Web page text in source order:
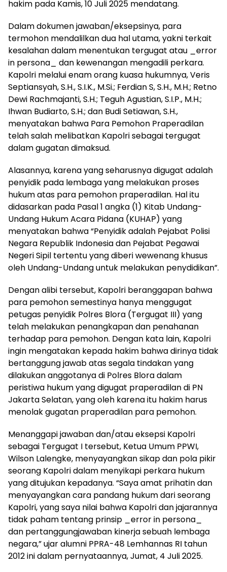
hakim pada Kamis, 10 Juli 2025 mendatang.
Dalam dokumen jawaban/eksepsinya, para
termohon mendalilkan dua hal utama, yakni terkait
kesalahan dalam menentukan tergugat atau _error
in persona_ dan kewenangan mengadili perkara.
Kapolri melalui enam orang kuasa hukumnya, Veris
Septiansyah, S.H., S.I.K., M.Si.; Ferdian S, S.H., M.H.; Retno
Dewi Rachmajanti, S.H.; Teguh Agustian, S.I.P., M.H.;
Ihwan Budiarto, S.H.; dan Budi Setiawan, S.H.,
menyatakan bahwa Para Pemohon Praperadilan
telah salah melibatkan Kapolri sebagai tergugat
dalam gugatan dimaksud.
Alasannya, karena yang seharusnya digugat adalah
penyidik pada lembaga yang melakukan proses
hukum atas para pemohon praperadilan. Hal itu
didasarkan pada Pasal 1 angka (1) Kitab Undang-
Undang Hukum Acara Pidana (KUHAP) yang
menyatakan bahwa “Penyidik adalah Pejabat Polisi
Negara Republik Indonesia dan Pejabat Pegawai
Negeri Sipil tertentu yang diberi wewenang khusus
oleh Undang-Undang untuk melakukan penydidikan”.
Dengan alibi tersebut, Kapolri beranggapan bahwa
para pemohon semestinya hanya menggugat
petugas penyidik Polres Blora (Tergugat III) yang
telah melakukan penangkapan dan penahanan
terhadap para pemohon. Dengan kata lain, Kapolri
ingin mengatakan kepada hakim bahwa dirinya tidak
bertanggung jawab atas segala tindakan yang
dilakukan anggotanya di Polres Blora dalam
peristiwa hukum yang digugat praperadilan di PN
Jakarta Selatan, yang oleh karena itu hakim harus
menolak gugatan praperadilan para pemohon.
Menanggapi jawaban dan/atau eksepsi Kapolri
sebagai Tergugat I tersebut, Ketua Umum PPWI,
Wilson Lalengke, menyayangkan sikap dan pola pikir
seorang Kapolri dalam menyikapi perkara hukum
yang ditujukan kepadanya. “Saya amat prihatin dan
menyayangkan cara pandang hukum dari seorang
Kapolri, yang saya nilai bahwa Kapolri dan jajarannya
tidak paham tentang prinsip _error in persona_
dan pertanggungjawaban kinerja sebuah lembaga
negara,” ujar alumni PPRA-48 Lemhannas RI tahun
2012 ini dalam pernyataannya, Jumat, 4 Juli 2025.